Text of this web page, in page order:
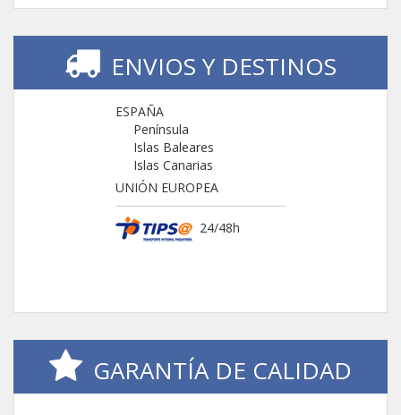
ENVIOS Y DESTINOS
ESPAÑA
Península
Islas Baleares
Islas Canarias
UNIÓN EUROPEA
24/48h
GARANTÍA DE CALIDAD